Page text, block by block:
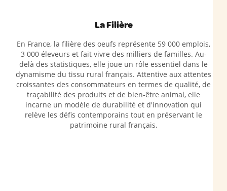
La Filière
En France, la filière des oeufs représente 59 000 emplois,
3 000 éleveurs et fait vivre des milliers de familles. Au-
delà des statistiques, elle joue un rôle essentiel dans le
dynamisme du tissu rural français. Attentive aux attentes
croissantes des consommateurs en termes de qualité, de
traçabilité des produits et de bien-être animal, elle
incarne un modèle de durabilité et d'innovation qui
relève les défis contemporains tout en préservant le
patrimoine rural français.